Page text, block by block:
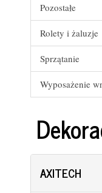
Pozostałe
Rolety i żaluzje
Sprzątanie
Wyposażenie
AXITECH